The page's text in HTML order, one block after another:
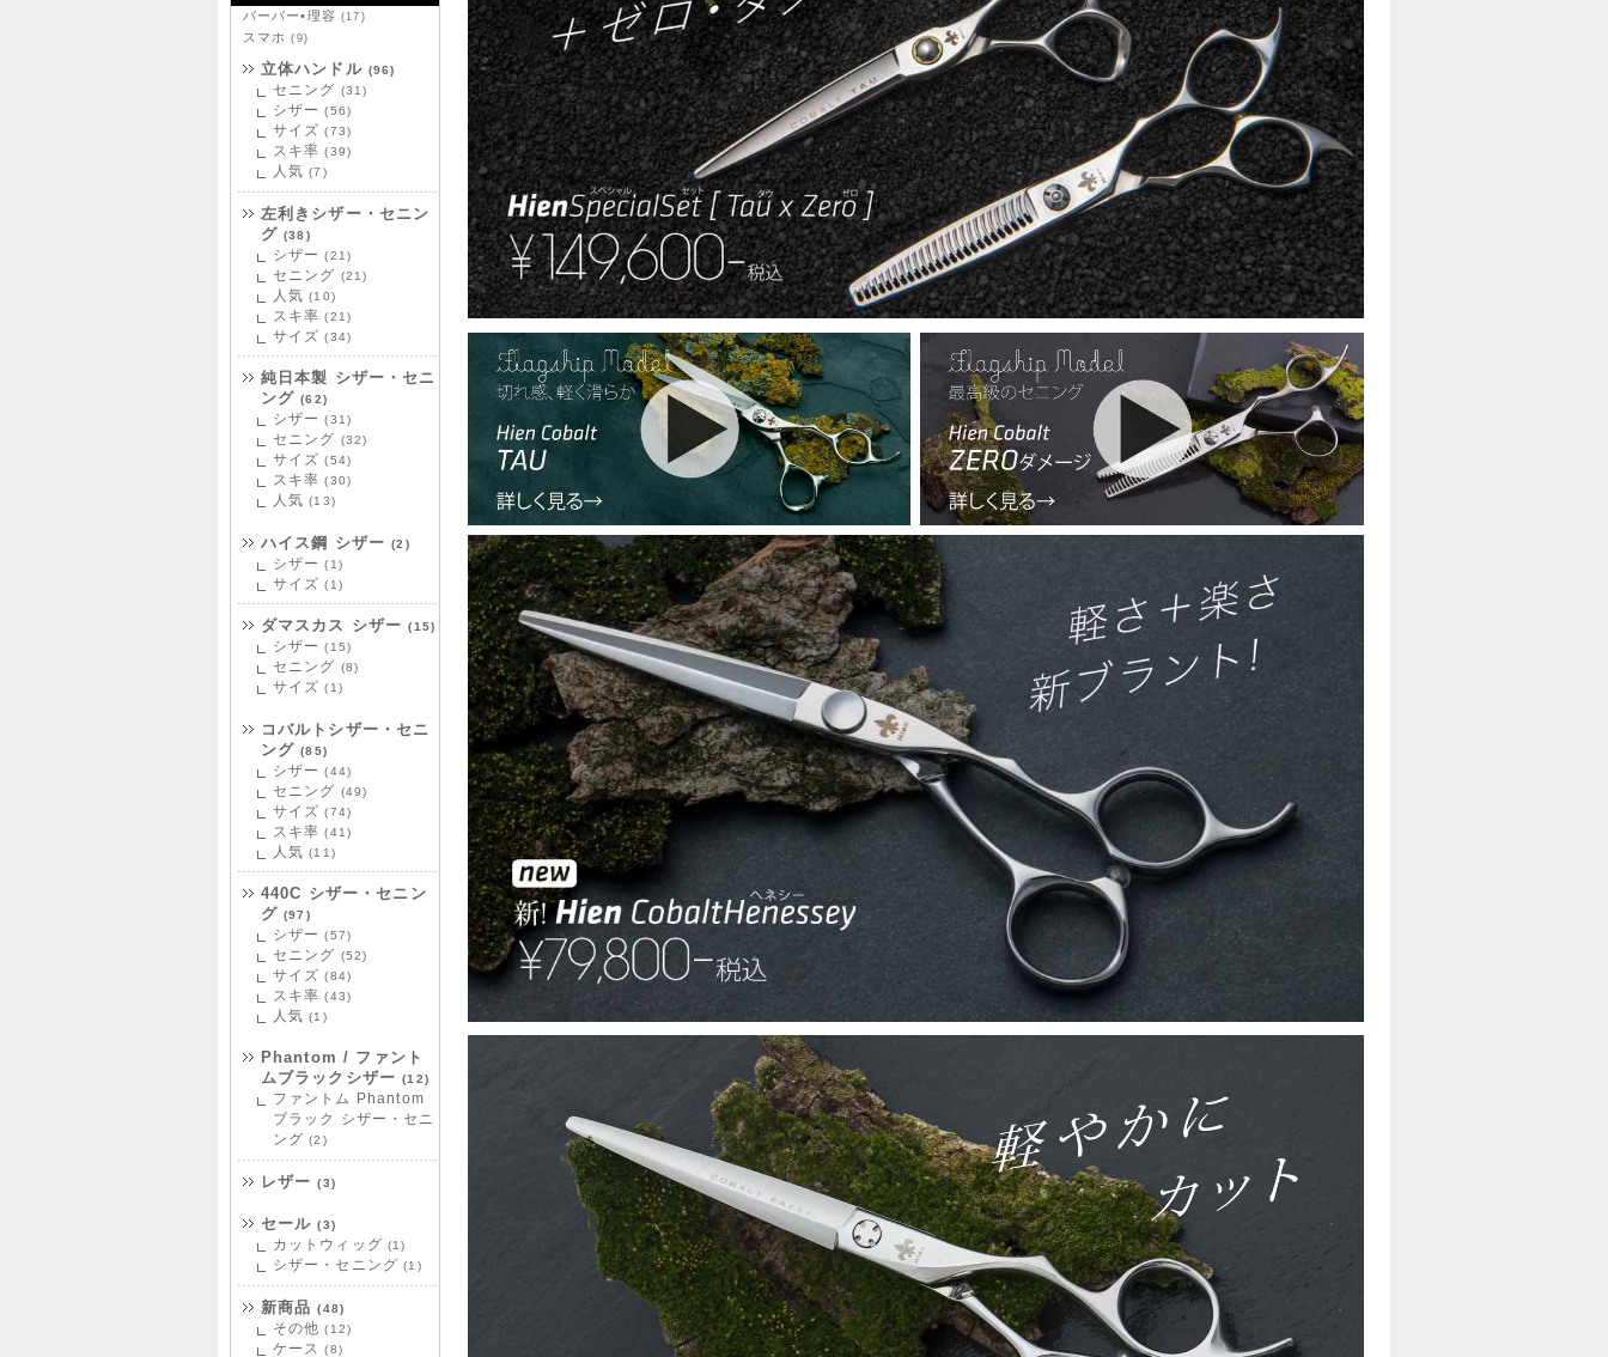
バーバー•理容(17)
スマホ(9)
立体ハンドル (96)
セニング (31)
シザー(56)
サイズ(73)
スキ率(39)
人気(7)
左利きシザー・セニン
グ(38)
シザー(21)
セニング (21)
人気(10)
スキ率(21)
サイズ(34)
純日本製 シザー・セニ
ング(62)
シザー(31)
セニング (32)
サイズ(54)
スキ率(30)
人気(13)
ハイス鋼 シザー(2)
シザー(1)
サイズ(1)
ダマスカス シザー(15)
シザー(15)
セニング (8)
サイズ(1)
コバルトシザー・セニ
ング(85)
シザー(44)
セニング (49)
サイズ(74)
スキ率(41)
人気(11)
440C シザー・セニン
グ(97)
シザー(57)
セニング (52)
サイズ(84)
スキ率(43)
人気(1)
Phantom / ファント
ムブラックシザー(12)
ファントム Phantom
ブラック シザー・セニ
ング(2)
レザー(3)
セール(3)
カットウィッグ(1)
シザー・セニング(1)
新商品(48)
その他(12)
ケース(8)